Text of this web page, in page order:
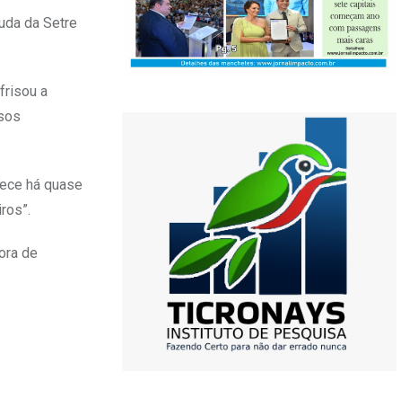
da Setre
a
há quase
de